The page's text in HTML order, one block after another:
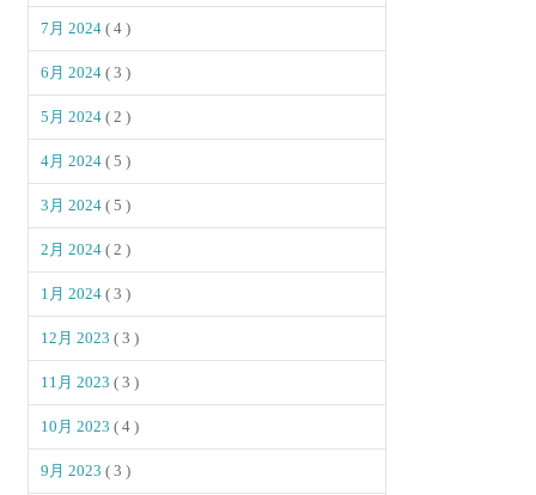
7月 2024( 4 )
6月 2024( 3 )
5月 2024( 2 )
4月 2024( 5 )
3月 2024( 5 )
2月 2024( 2 )
1月 2024( 3 )
12月 2023( 3 )
11月 2023( 3 )
10月 2023( 4 )
9月 2023( 3 )